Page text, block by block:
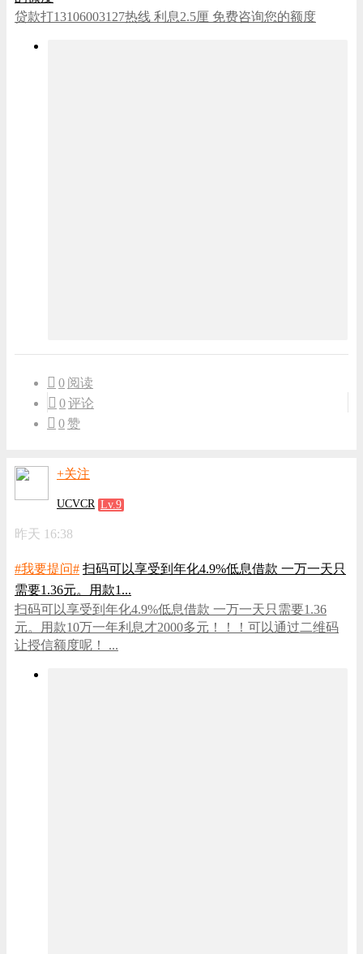
贷款打13106003127热线 利息2.5厘 免费咨询您的额度
0 阅读
0评论
0赞
+关注
UCVCR Lv.9
昨天 16:38
#我要提问# 扫码可以享受到年化4.9%低息借款 一万一天只
需要1.36元。用款1...
扫码可以享受到年化4.9%低息借款 一万一天只需要1.36
元。用款10万一年利息才2000多元！！！可以通过二维码
让授信额度呢！ ...